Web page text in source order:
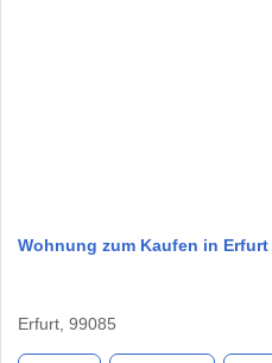
Wohnung zum Kaufen in Erfurt
Erfurt, 99085